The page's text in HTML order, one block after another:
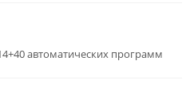
автоматических программ